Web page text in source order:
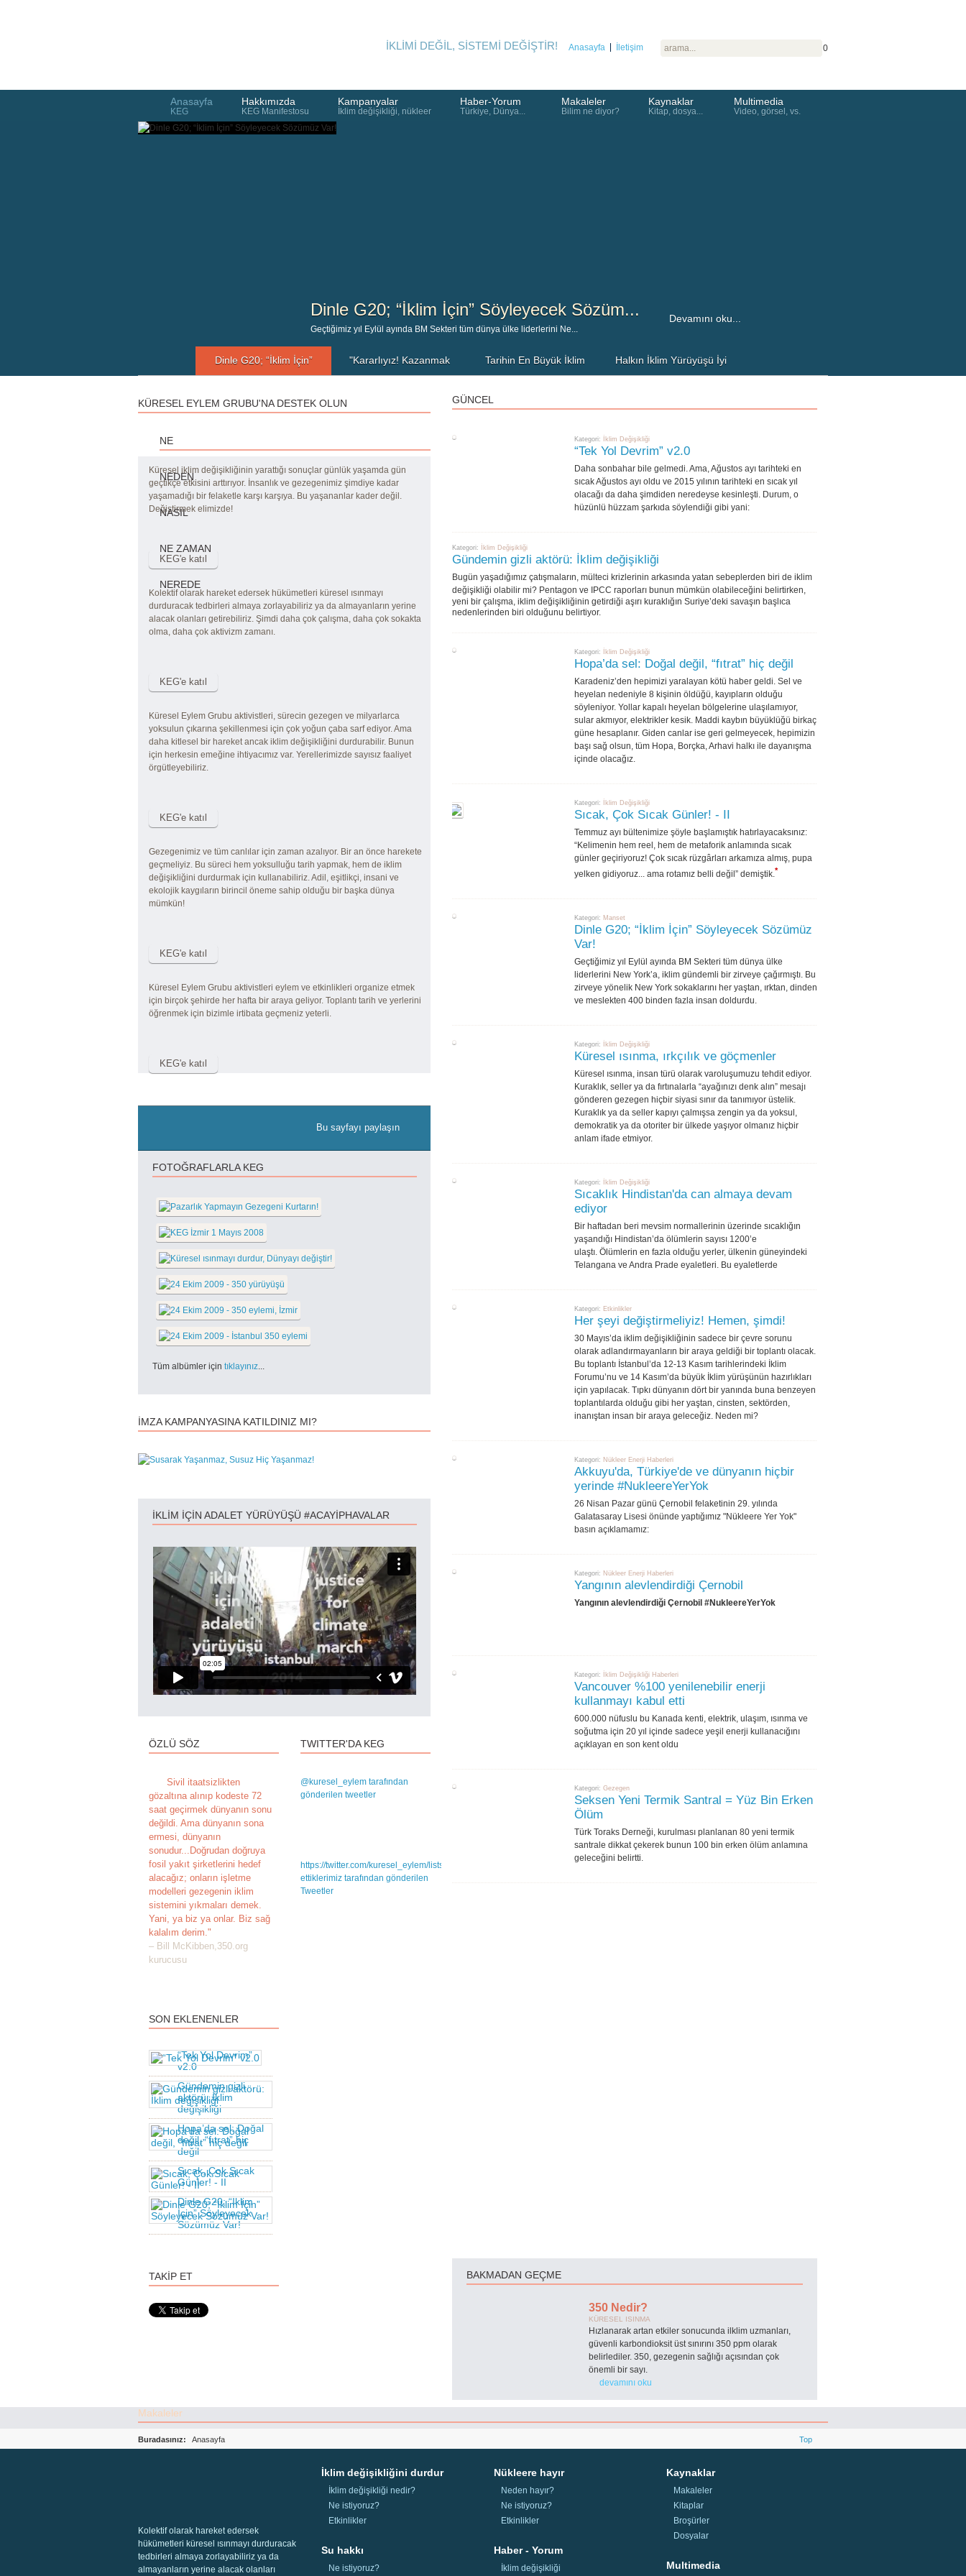
İKLİMİ DEĞİL, SİSTEMİ DEĞİŞTİR! Anasayfa İletişim 0
Anasayfa
KEG
Hakkımızda
KEG Manifestosu
Kampanyalar
İklim değişikliği, nükleer
Haber-Yorum
Türkiye, Dünya...
Makaleler
Bilim ne diyor?
Kaynaklar
Kitap, dosya...
Multimedia
Video, görsel, vs.
Dinle G20; “İklim İçin” Söyleyecek Sözüm...
Geçtiğimiz yıl Eylül ayında BM Sekteri tüm dünya ülke liderlerini Ne...
Devamını oku...
Dinle G20; “İklim İçin”
Geçtiğimiz yıl Eylül ayında
"Kararlıyız! Kazanmak
20 Eylül İklim adaleti yürüşü
Tarihin En Büyük İklim
BM çağrısıyla yapılacak İklim
2808 etkinlik gerçekleşt...
Halkın İklim Yürüyüşü İyi
İklim değişikliğinin etkilerinin
salınımlarının %80...
GÜNCEL
Kategori: İklim Değişikliği
“Tek Yol Devrim” v2.0
Daha sonbahar bile gelmedi. Ama, Ağustos ayı tarihteki en
sıcak Ağustos ayı oldu ve 2015 yılının tarihteki en sıcak yıl
olacağı da daha şimdiden neredeyse kesinleşti. Durum, o
hüzünlü hüzzam şarkıda söylendiği gibi yani:
Kategori: İklim Değişikliği
Gündemin gizli aktörü: İklim değişikliği
Bugün yaşadığımız çatışmaların, mülteci krizlerinin arkasında yatan sebeplerden biri de iklim
değişikliği olabilir mi? Pentagon ve IPCC raporları bunun mümkün olabileceğini belirtirken,
yeni bir çalışma, iklim değişikliğinin getirdiği aşırı kuraklığın Suriye’deki savaşın başlıca
nedenlerinden biri olduğunu belirtiyor.
Kategori: İklim Değişikliği
Hopa’da sel: Doğal değil, “fıtrat” hiç değil
Karadeniz’den hepimizi yaralayan kötü haber geldi. Sel ve
heyelan nedeniyle 8 kişinin öldüğü, kayıpların olduğu
söyleniyor. Yollar kapalı heyelan bölgelerine ulaşılamıyor,
sular akmıyor, elektrikler kesik. Maddi kaybın büyüklüğü birkaç
güne hesaplanır. Giden canlar ise geri gelmeyecek, hepimizin
başı sağ olsun, tüm Hopa, Borçka, Arhavi halkı ile dayanışma
içinde olacağız.
Kategori: İklim Değişikliği
Sıcak, Çok Sıcak Günler! - II
Temmuz ayı bültenimize şöyle başlamıştık hatırlayacaksınız:
“Kelimenin hem reel, hem de metaforik anlamında sıcak
günler geçiriyoruz! Çok sıcak rüzgârları arkamıza almış, pupa
yelken gidiyoruz... ama rotamız belli değil” demiştik.*
Kategori: Manset
Dinle G20; “İklim İçin” Söyleyecek Sözümüz
Var!
Geçtiğimiz yıl Eylül ayında BM Sekteri tüm dünya ülke
liderlerini New York’a, iklim gündemli bir zirveye çağırmıştı. Bu
zirveye yönelik New York sokaklarını her yaştan, ırktan, dinden
ve meslekten 400 binden fazla insan doldurdu.
Kategori: İklim Değişikliği
Küresel ısınma, ırkçılık ve göçmenler
Küresel ısınma, insan türü olarak varoluşumuzu tehdit ediyor.
Kuraklık, seller ya da fırtınalarla “ayağınızı denk alın” mesajı
gönderen gezegen hiçbir siyasi sınır da tanımıyor üstelik.
Kuraklık ya da seller kapıyı çalmışsa zengin ya da yoksul,
demokratik ya da otoriter bir ülkede yaşıyor olmanız hiçbir
anlam ifade etmiyor.
Kategori: İklim Değişikliği
Sıcaklık Hindistan'da can almaya devam
ediyor
Bir haftadan beri mevsim normallerinin üzerinde sıcaklığın
yaşandığı Hindistan’da ölümlerin sayısı 1200’e
ulaştı. Ölümlerin en fazla olduğu yerler, ülkenin güneyindeki
Telangana ve Andra Prade eyaletleri. Bu eyaletlerde
Kategori: Etkinlikler
Her şeyi değiştirmeliyiz! Hemen, şimdi!
30 Mayıs’da iklim değişikliğinin sadece bir çevre sorunu
olarak adlandırmayanların bir araya geldiği bir toplantı olacak.
Bu toplantı İstanbul’da 12-13 Kasım tarihlerindeki İklim
Forumu’nu ve 14 Kasım’da büyük İklim yürüşünün hazırlıkları
için yapılacak. Tıpkı dünyanın dört bir yanında buna benzeyen
toplantılarda olduğu gibi her yaştan, cinsten, sektörden,
inanıştan insan bir araya geleceğiz. Neden mi?
Kategori: Nükleer Enerji Haberleri
Akkuyu'da, Türkiye'de ve dünyanın hiçbir
yerinde #‎NukleereYerYok‬
26 Nisan Pazar günü Çernobil felaketinin 29. yılında
Galatasaray Lisesi önünde yaptığımız "Nükleere Yer Yok"
basın açıklamamız:
Kategori: Nükleer Enerji Haberleri
Yangının alevlendirdiği Çernobil
Yangının alevlendirdiği Çernobil ‪#‎NukleereYerYok‬‬
Kategori: İklim Değişikliği Haberleri
Vancouver %100 yenilenebilir enerji
kullanmayı kabul etti
600.000 nüfuslu bu Kanada kenti, elektrik, ulaşım, ısınma ve
soğutma için 20 yıl içinde sadece yeşil enerji kullanacığını
açıklayan en son kent oldu
Kategori:Gezegen
Seksen Yeni Termik Santral = Yüz Bin Erken
Ölüm
Türk Toraks Derneği, kurulması planlanan 80 yeni termik
santrale dikkat çekerek bunun 100 bin erken ölüm anlamına
geleceğini belirtti.
BAKMADAN GEÇME
350 Nedir?
KÜRESEL ISINMA
Hızlanarak artan etkiler sonucunda ilklim uzmanları,
güvenli karbondioksit üst sınırını 350 ppm olarak
belirlediler. 350, gezegenin sağlığı açısından çok
önemli bir sayı.
devamını oku
KÜRESEL EYLEM GRUBU'NA DESTEK OLUN
NE
NEDEN
NASIL
NE ZAMAN
NEREDE
Küresel iklim değişikliğinin yarattığı sonuçlar günlük yaşamda gün
geçtikçe etkisini arttırıyor. İnsanlık ve gezegenimiz şimdiye kadar
yaşamadığı bir felaketle karşı karşıya. Bu yaşananlar kader değil.
Değiştirmek elimizde!
Kolektif olarak hareket edersek hükümetleri küresel ısınmayı
durduracak tedbirleri almaya zorlayabiliriz ya da almayanların yerine
alacak olanları getirebiliriz. Şimdi daha çok çalışma, daha çok sokakta
olma, daha çok aktivizm zamanı.
Küresel Eylem Grubu aktivistleri, sürecin gezegen ve milyarlarca
yoksulun çıkarına şekillenmesi için çok yoğun çaba sarf ediyor. Ama
daha kitlesel bir hareket ancak iklim değişikliğini durdurabilir. Bunun
için herkesin emeğine ihtiyacımız var. Yerellerimizde sayısız faaliyet
örgütleyebiliriz.
Gezegenimiz ve tüm canlılar için zaman azalıyor. Bir an önce harekete
geçmeliyiz. Bu süreci hem yoksulluğu tarih yapmak, hem de iklim
değişikliğini durdurmak için kullanabiliriz. Adil, eşitlikçi, insani ve
ekolojik kaygıların birincil öneme sahip olduğu bir başka dünya
mümkün!
Küresel Eylem Grubu aktivistleri eylem ve etkinlikleri organize etmek
için birçok şehirde her hafta bir araya geliyor. Toplantı tarih ve yerlerini
öğrenmek için bizimle irtibata geçmeniz yeterli.
Bu sayfayı paylaşın
FOTOĞRAFLARLA KEG
Tüm albümler için tıklayınız...
İMZA KAMPANYASINA KATILDINIZ MI?
İKLİM İÇİN ADALET YÜRÜYÜŞÜ #ACAYİPHAVALAR
ÖZLÜ SÖZ
Sivil itaatsizlikten
gözaltına alınıp kodeste 72
saat geçirmek dünyanın sonu
değildi. Ama dünyanın sona
ermesi, dünyanın
sonudur...Doğrudan doğruya
fosil yakıt şirketlerini hedef
alacağız; onların işletme
modelleri gezegenin iklim
sistemini yıkmaları demek.
Yani, ya biz ya onlar. Biz sağ
kalalım derim."
– Bill McKibben,350.org
kurucusu
SON EKLENENLER
“Tek Yol Devrim”
v2.0
Gündemin gizli
aktörü: İklim
değişikliği
Hopa’da sel: Doğal
değil, “fıtrat” hiç
değil
Sıcak, Çok Sıcak
Günler! - II
Dinle G20; “İklim
İçin” Söyleyecek
Sözümüz Var!
TAKİP ET
TWITTER'DA KEG
@kuresel_eylem tarafından
gönderilen tweetler
https://twitter.com/kuresel_eylem/lists/takip-
ettiklerimiz tarafından gönderilen
Tweetler
Makaleler
Kitaplar
Buradasınız: Anasayfa Top
Kolektif olarak hareket edersek
hükümetleri küresel ısınmayı durduracak
tedbirleri almaya zorlayabiliriz ya da
almayanların yerine alacak olanları
İklim değişikliğini durdur
İklim değişikliği nedir?
Ne istiyoruz?
Etkinlikler
Su hakkı
Ne istiyoruz?
Nükleere hayır
Neden hayır?
Ne istiyoruz?
Etkinlikler
Haber - Yorum
İklim değişikliği
Kaynaklar
Makaleler
Kitaplar
Broşürler
Dosyalar
Multimedia